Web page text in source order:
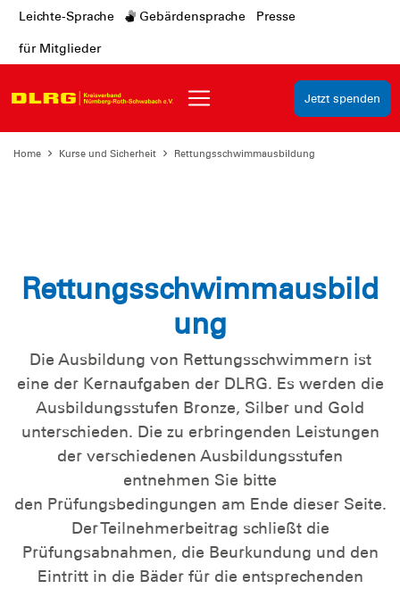
Leichte-Sprache Gebärdensprache Presse
für Mitglieder
Jetzt spenden
Home Kurse und Sicherheit Rettungsschwimmausbildung
Rettungsschwimmausbild
ung
Die Ausbildung von Rettungsschwimmern ist
eine der Kernaufgaben der DLRG. Es werden die
Ausbildungsstufen Bronze, Silber und Gold
unterschieden. Die zu erbringenden Leistungen
der verschiedenen Ausbildungsstufen
entnehmen Sie bitte
den Prüfungsbedingungen am Ende dieser Seite.
Der Teilnehmerbeitrag schließt die
Prüfungsabnahmen, die Beurkundung und den
Eintritt in die Bäder für die entsprechenden